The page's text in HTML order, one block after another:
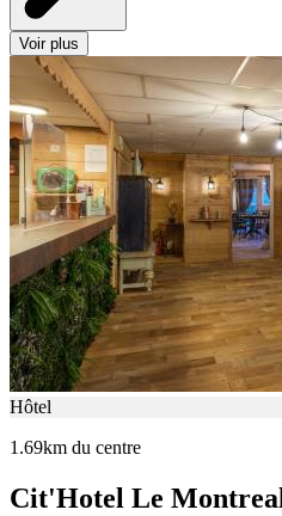
Voir plus
Hôtel
1.69km du centre
Cit'Hotel Le Montreal